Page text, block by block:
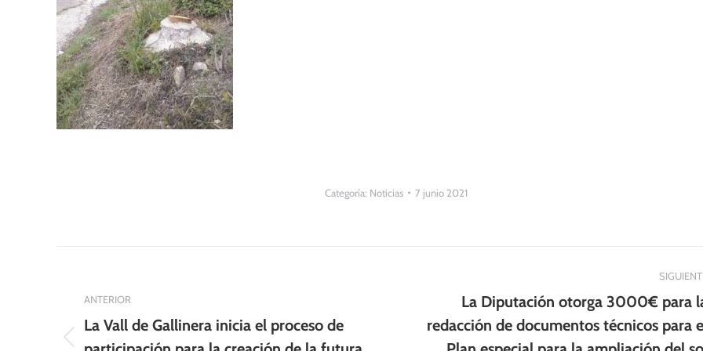
Categoría: Noticias 7 junio 2021
entre
publicaciones
ANTERIOR
Publicación
La Vall de Gallinera inicia el proceso de
Publicación
La Diputación otorga 3000€ para
redacción de documentos técnicos para